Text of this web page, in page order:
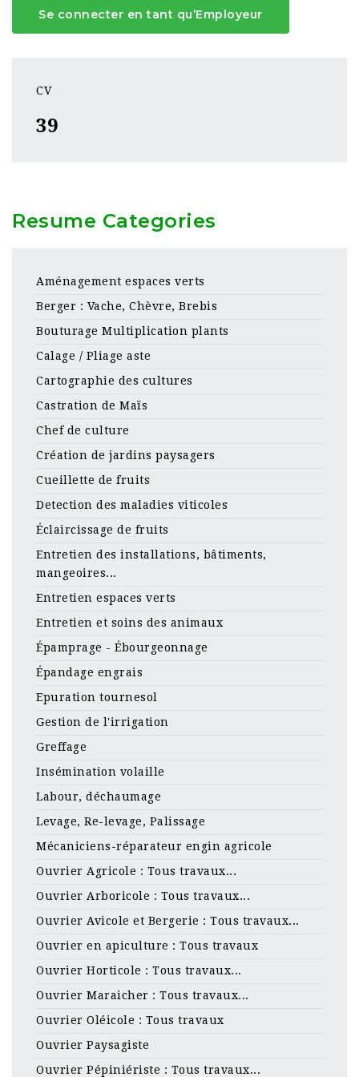
Se connecter en tant qu’Employeur
CV
39
Resume Categories
Aménagement espaces verts
Berger : Vache, Chèvre, Brebis
Bouturage Multiplication plants
Calage / Pliage aste
Cartographie des cultures
Castration de Maïs
Chef de culture
Création de jardins paysagers
Cueillette de fruits
Detection des maladies viticoles
Éclaircissage de fruits
Entretien des installations, bâtiments,
mangeoires...
Entretien espaces verts
Entretien et soins des animaux
Épamprage - Ébourgeonnage
Épandage engrais
Epuration tournesol
Gestion de l'irrigation
Greffage
Insémination volaille
Labour, déchaumage
Levage, Re-levage, Palissage
Mécaniciens-réparateur engin agricole
Ouvrier Agricole : Tous travaux...
Ouvrier Arboricole : Tous travaux...
Ouvrier Avicole et Bergerie : Tous travaux...
Ouvrier en apiculture : Tous travaux
Ouvrier Horticole : Tous travaux...
Ouvrier Maraicher : Tous travaux...
Ouvrier Oléicole : Tous travaux
Ouvrier Paysagiste
Ouvrier Pépiniériste : Tous travaux...